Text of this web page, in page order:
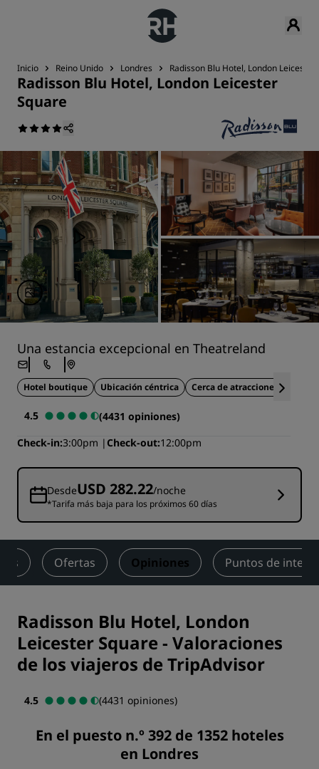
Inicio Reino Unido Londres Radisson Blu Hotel, London Leicester
Radisson Blu Hotel, London Leicester
Square
Una estancia excepcional en Theatreland
Hotel boutique Ubicación céntrica Cerca de atracciones
4.5
(4431 opiniones)
Check-in 3:00pm Check-out 12:00pm
DesdeUSD 282.22/noche
*Tarifa más baja para los próximos 60 días
Ofertas Opiniones Puntos de
Radisson Blu Hotel, London
Leicester Square - Valoraciones
de los viajeros de TripAdvisor
4.5 (4431 opiniones)
En el puesto n.º 392 de 1352 hoteles
en Londres